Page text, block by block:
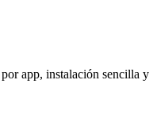
app, instalación sencilla y